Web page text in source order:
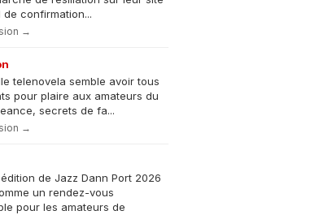
de confirmation...
→
telenovela semble avoir tous
pour plaire aux amateurs du
secrets de fa...
→
de Jazz Dann Port 2026
un rendez-vous
pour les amateurs de